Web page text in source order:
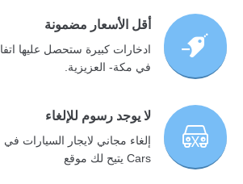
أقل الأسعار مضمونة
ادخارات كبيرة ستحصل عليها
في مكة- العزيزية.
لا يوجد رسوم للإلغاء
Cars يتيح لك موقع